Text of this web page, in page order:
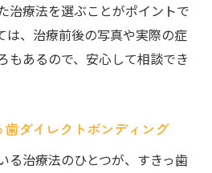
治療法を選ぶことがポイントで
は、治療前後の写真や実際の症
もあるので、安心して相談でき
ダイレクトボンディング
る治療法のひとつが、すきっ歯